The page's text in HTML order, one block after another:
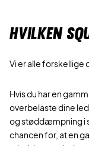
HVILKEN
Vi er alle forskellige
Hvis du har en
overbelaste dine
og støddæmpning i
chancen for, at en